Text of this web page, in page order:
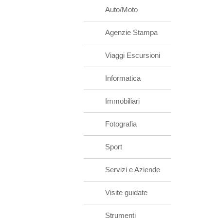
Auto/Moto
Agenzie Stampa
Viaggi Escursioni
Informatica
Immobiliari
Fotografia
Sport
Servizi e Aziende
Visite guidate
Strumenti